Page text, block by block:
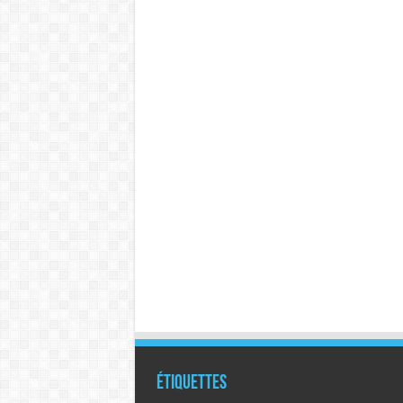
Étiquettes